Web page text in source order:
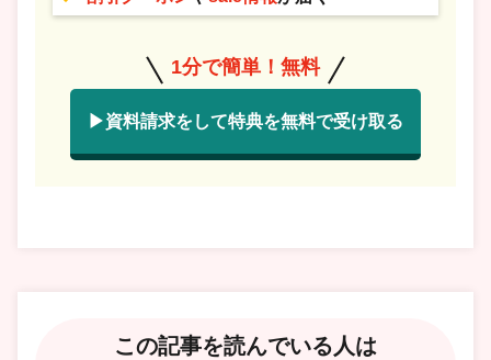
1分で簡単！無料
▶資料請求をして特典を無料で受け取る
この記事を読んでいる人は